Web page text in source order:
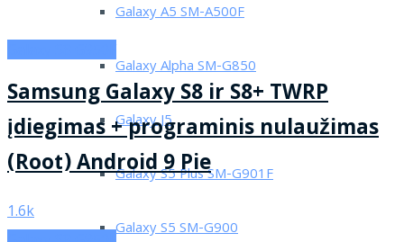
Galaxy A5 SM-A500F
Galaxy Alpha SM-G850
Galaxy J5
Galaxy S5 Plus SM-G901F
Galaxy S5 SM-G900
Samsung Galaxy S8 ir S8+ TWRP
įdiegimas + programinis nulaužimas
(Root) Android 9 Pie
1.6k